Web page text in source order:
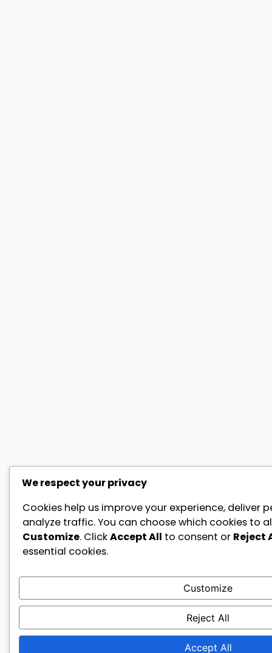
We respect your privacy
Cookies help us improve your experience, deliver
analyze traffic. You can choose which cookies to
Customize. ClickAccept All to consent or Reject
essential cookies.
Customize
Reject All
Accept All